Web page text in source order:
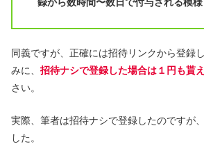
同義ですが、正確には招待リンクから登録
みに、 招待ナシで登録した場合は１円も貰
さい。
実際、筆者は招待ナシで登録したのですが
した。